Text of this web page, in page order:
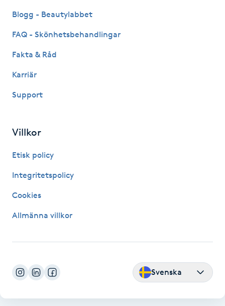
Hyperhidros
Hypnos
Hårvård
Hälsa
Idrottsmassage
Blogg - Beautylabbet
FAQ - Skönhetsbehandlingar
Fakta & Råd
Karriär
Support
Villkor
Etisk policy
Integritetspolicy
Cookies
Allmänna villkor
Svenska